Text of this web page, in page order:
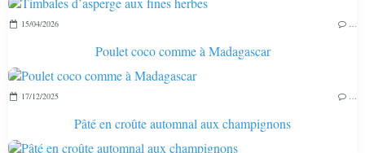
15/04/2026
Poulet coco comme à Madagascar
17/12/2025
Pâté en croûte automnal aux champignons